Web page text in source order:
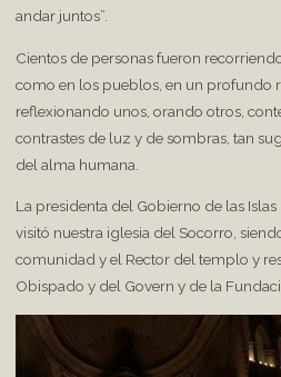
andar juntos”.
Cientos de personas fueron
como en los pueblos, en un profundo
reflexionando unos, orando otros,
contrastes de luz y de sombras, tan
del alma humana.
La presidenta del Gobierno de las Islas
visitó nuestra iglesia del Socorro,
comunidad y el Rector del templo y
Obispado y del Govern y de la